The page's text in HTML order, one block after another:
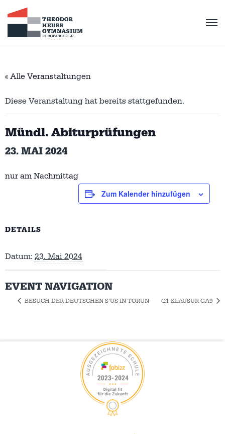
« Alle Veranstaltungen
Diese Veranstaltung hat bereits stattgefunden.
Mündl. Abiturprüfungen
23. MAI 2024
nur am Nachmittag
Zum Kalender hinzufügen
DETAILS
Datum: 23. Mai 2024
EVENT NAVIGATION
BESUCH DER DEUTSCHEN S’US IN TORUN Q1 KLAUSUR GA9